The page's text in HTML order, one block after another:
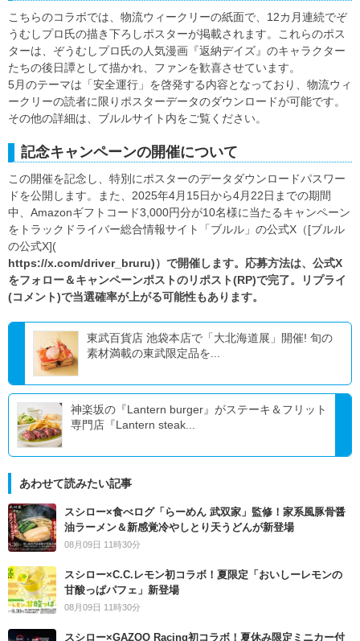
こちらのコラボでは、物流ウィークリーの紙面で、12カ月連続でぞ
うむしプロ氏の描き下ろしポスターが掲載されます。これらのポス
ターは、ぞうむしプロ氏の人気漫画『返納デイズ』のキャラクター
たちの後日譚として描かれ、ファンを歓喜させています。
5月のテーマは「安全運行」を啓発する内容となっており、物流ウィ
ークリーの読者に限りポスターデータのダウンロードが可能です。
その他の詳細は、ブルルサイト内をご覧ください。
記念キャンペーンの開催について
この開催を記念し、特別にポスターのデータダウンロードパスワー
ドを公開します。また、2025年4月15日から4月22日までの期間
中、Amazonギフトコード3,000円分が10名様に当たるキャンペーン
をトラックドライバー総合情報サイト「ブルル」の公式X（[ブルル
の公式X](
https://x.com/driver_bruru)）で開催します。応募方法は、公式X
をフォロー＆キャンペーンポストのリポスト(RP)で完了。リプライ
(コメント)で当選確率が上がる可能性もあります。
東武百貨店 池袋本店で「大北海道展」開催! 旬の
素材満載の東武限定品を...
神楽坂の『Lantern burger』がステーキ＆フリット
専門店『Lantern steak...
あわせて読みたい記事
スシロー×食べログ「らーめん 武双家」監修！家系風豚骨醤
油ラーメン＆新感覚冷やしとり天うどんが新登場
08月09日 11時30分
スシロー×C.C.レモン初コラボ！夏限定「おいしーレモンの
甘酸っぱパフェ」新登場
08月09日 11時30分
スシロー×GAZOO Racing初コラボ！夏休み限定ミニカー付